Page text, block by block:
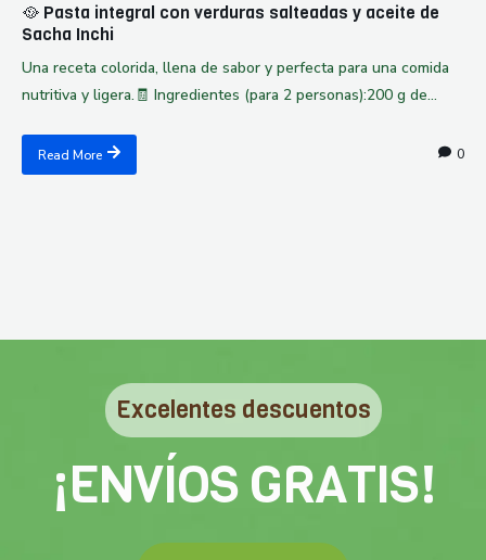
🥘 Pasta integral con verduras salteadas y aceite de
Sacha Inchi
Una receta colorida, llena de sabor y perfecta para una comida
nutritiva y ligera.🧾 Ingredientes (para 2 personas):200 g de...
Read More 0
Excelentes descuentos
¡ENVÍOS GRATIS!